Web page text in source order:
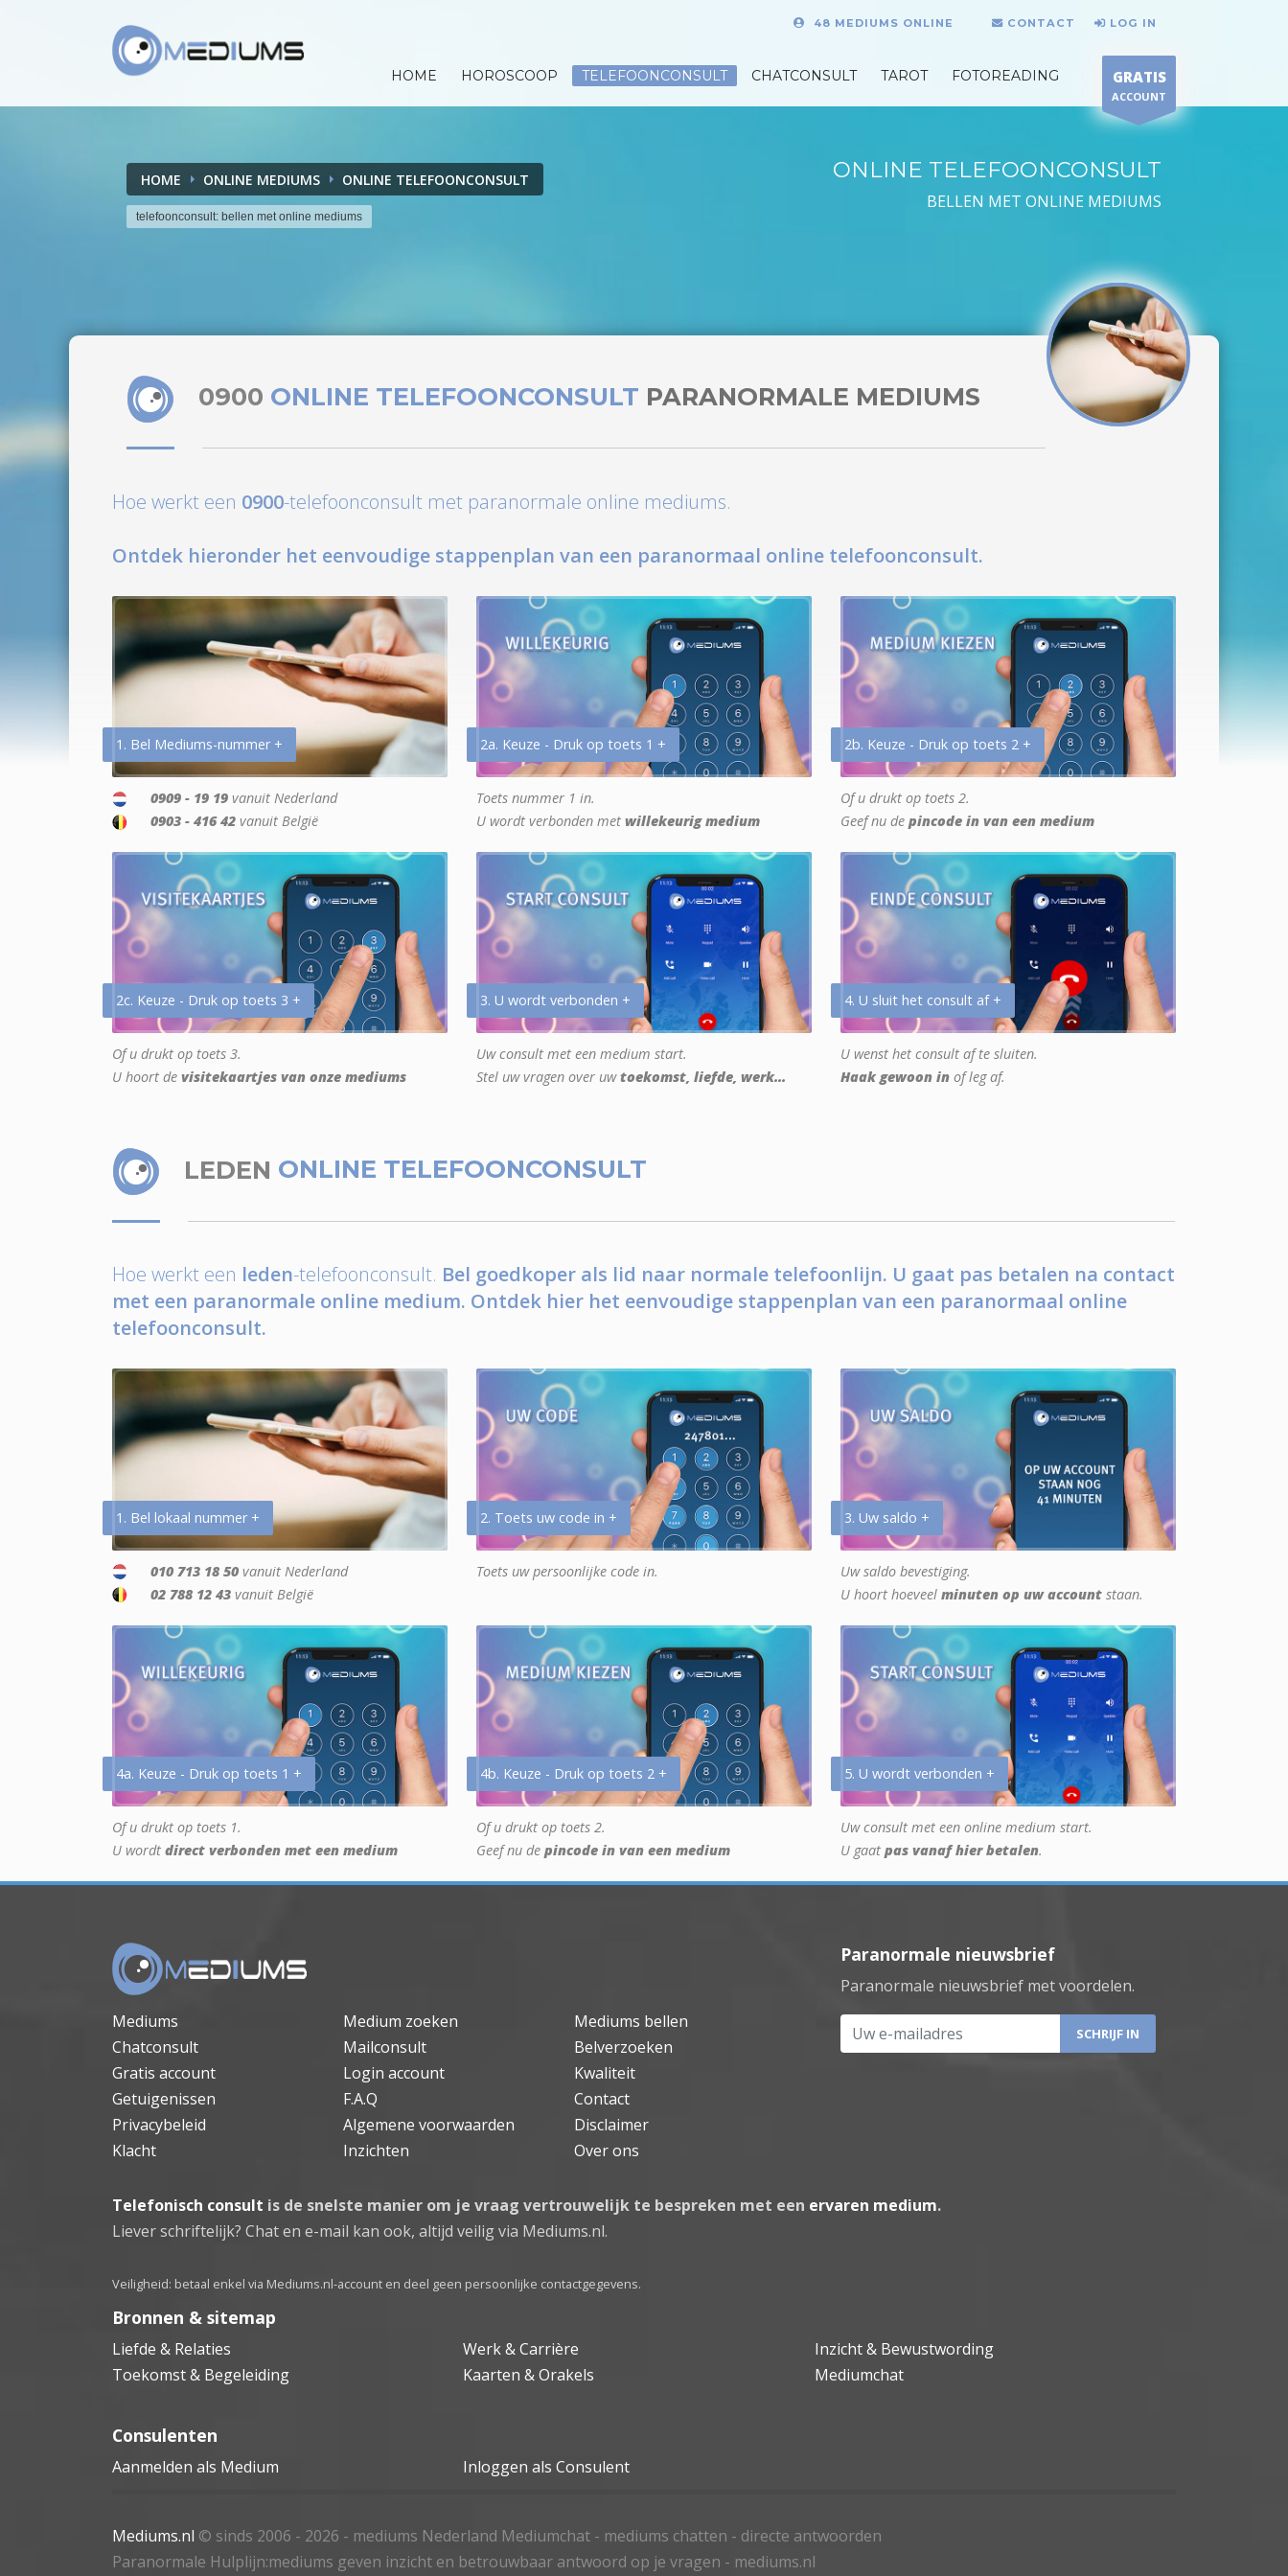
48 MEDIUMS ONLINE CONTACT LOG IN
HOME HOROSCOOP TELEFOONCONSULT CHATCONSULT TAROT FOTOREADING GRATIS
ACCOUNT
HOME ONLINE MEDIUMS ONLINE TELEFOONCONSULT
telefoonconsult: bellen met online mediums
ONLINE TELEFOONCONSULT
BELLEN MET ONLINE MEDIUMS
0900 ONLINE TELEFOONCONSULT PARANORMALE MEDIUMS
Hoe werkt een 0900-telefoonconsult met paranormale online mediums.
Ontdek hieronder het eenvoudige stappenplan van een paranormaal online telefoonconsult.
1. Bel Mediums-nummer +
0909 - 19 19 vanuit Nederland
0903 - 416 42 vanuit België
2a. Keuze - Druk op toets 1 +
Toets nummer 1 in.
U wordt verbonden met willekeurig medium
2b. Keuze - Druk op toets 2 +
Of u drukt op toets 2.
Geef nu de pincode in van een medium
2c. Keuze - Druk op toets 3 +
Of u drukt op toets 3.
U hoort de visitekaartjes van onze mediums
3. U wordt verbonden +
Uw consult met een medium start.
Stel uw vragen over uwtoekomst, liefde, werk...
4. U sluit het consult af +
U wenst het consult af te sluiten.
Haak gewoon in of leg af.
LEDEN ONLINE TELEFOONCONSULT
Hoe werkt een leden-telefoonconsult. Bel goedkoper als lid naar normale telefoonlijn. U gaat pas betalen na contact
met een paranormale online medium. Ontdek hier het eenvoudige stappenplan van een paranormaal online
telefoonconsult.
1. Bel lokaal nummer +
010 713 18 50 vanuit Nederland
02 788 12 43 vanuit België
2. Toets uw code in +
Toets uw persoonlijke code in.
3. Uw saldo +
Uw saldo bevestiging.
U hoort hoeveel minuten op uw account staan.
4a. Keuze - Druk op toets 1 +
Of u drukt op toets 1.
U wordt direct verbonden met een medium
4b. Keuze - Druk op toets 2 +
Of u drukt op toets 2.
Geef nu de pincode in van een medium
5. U wordt verbonden +
Uw consult met een online medium start.
U gaat pas vanaf hier betalen.
Mediums Medium zoeken
Mediums bellen
Chatconsult
Mailconsult
Belverzoeken
Gratis account
Login account
Kwaliteit
Getuigenissen
F.A.Q
Contact
Privacybeleid
Algemene voorwaarden
Disclaimer
Klacht
Inzichten Over ons
Paranormale nieuwsbrief
Paranormale nieuwsbrief met voordelen.
Uw e-mailadres
Telefonisch consult is de snelste manier om je vraag vertrouwelijk te bespreken met een ervaren medium.
Liever schriftelijk? Chat en e-mail kan ook, altijd veilig via Mediums.nl.
Veiligheid: betaal enkel via Mediums.nl-account en deel geen persoonlijke contactgegevens.
Bronnen & sitemap
Liefde & Relaties Werk & Carrière
Inzicht & Bewustwording
Toekomst & Begeleiding
Kaarten & Orakels Mediumchat
Consulenten
Aanmelden als Medium Inloggen als Consulent
Mediums.nl © sinds 2006 - 2026 - mediums Nederland Mediumchat - mediums chatten - directe antwoorden
Paranormale Hulplijn:mediums geven inzicht en betrouwbaar antwoord op je vragen - mediums.nl